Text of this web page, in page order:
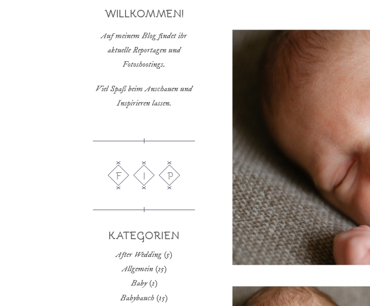
WILLKOMMEN!
Auf meinem Blog findet ihr
aktuelle Reportagen und
Fotoshootings.
Viel Spaß beim Anschauen und
Inspirieren lassen.
F I P
KATEGORIEN
After Wedding(5)
Allgemein(25)
Baby(2)
Babybauch (15)